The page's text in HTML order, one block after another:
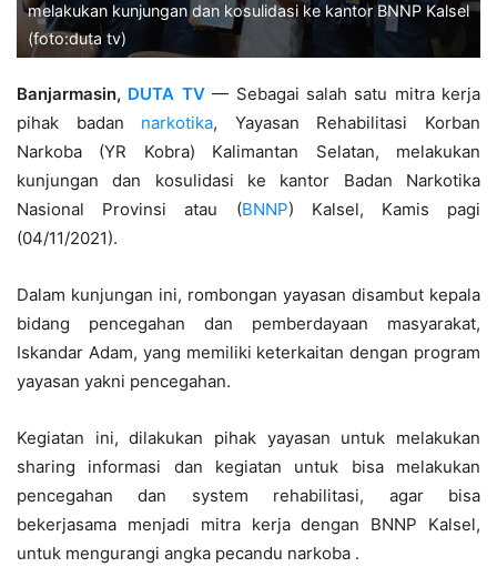
melakukan kunjungan dan kosulidasi ke kantor BNNP Kalsel
(foto:duta tv)
Banjarmasin, DUTA TV— Sebagai salah satu mitra kerja
pihak badan narkotika, Yayasan Rehabilitasi Korban
Narkoba (YR Kobra) Kalimantan Selatan, melakukan
kunjungan dan kosulidasi ke kantor Badan Narkotika
Nasional Provinsi atau (BNNP) Kalsel, Kamis pagi
(04/11/2021).
Dalam kunjungan ini, rombongan yayasan disambut kepala
bidang pencegahan dan pemberdayaan masyarakat,
Iskandar Adam, yang memiliki keterkaitan dengan program
yayasan yakni pencegahan.
Kegiatan ini, dilakukan pihak yayasan untuk melakukan
sharing informasi dan kegiatan untuk bisa melakukan
pencegahan dan system rehabilitasi, agar bisa
bekerjasama menjadi mitra kerja dengan BNNP Kalsel,
untuk mengurangi angka pecandu narkoba .